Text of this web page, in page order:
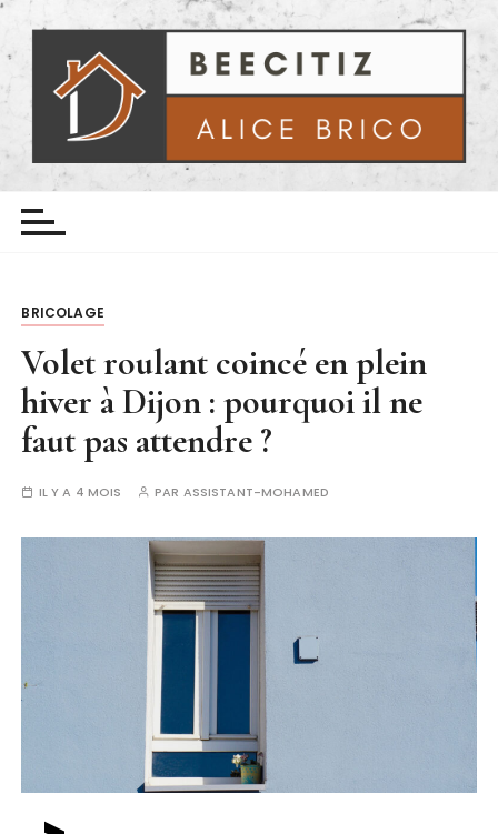
P
s
r
Beecitiz
Le Bricolage avec Alice
BRICOLAGE
Volet roulant coincé en plein
hiver à Dijon : pourquoi il ne
faut pas attendre ?
IL Y A 4 MOIS PAR ASSISTANT-MOHAMED